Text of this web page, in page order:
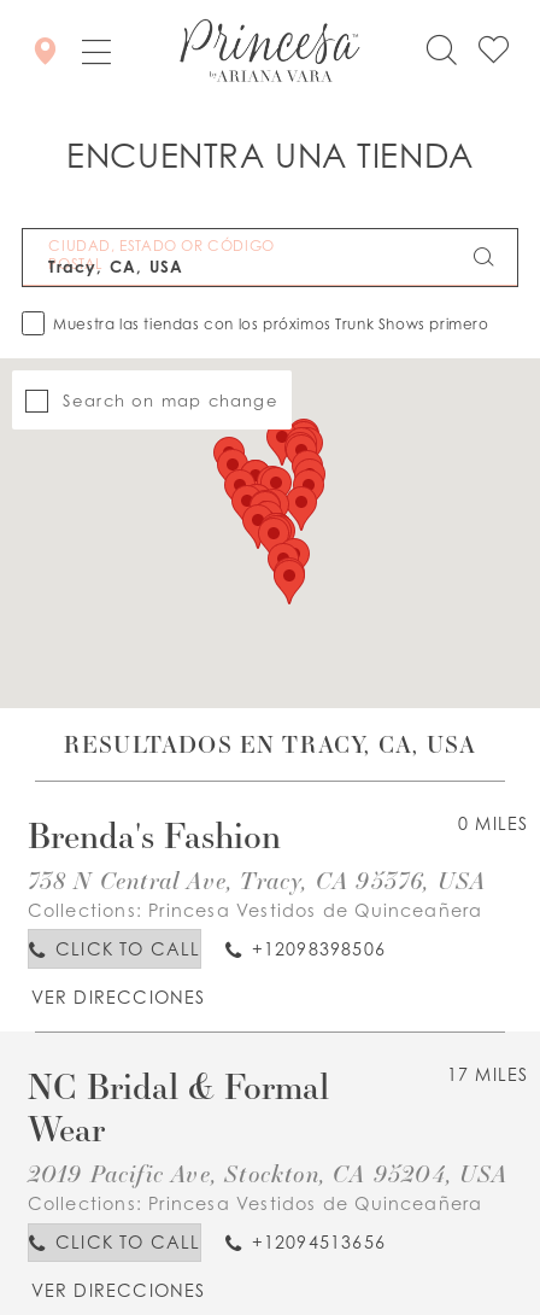
ENCUENTRA UNA TIENDA
CIUDAD, ESTADO OR CÓDIGO
POSTAL
Muestra las tiendas con los próximos Trunk Shows primero
Search on map change
RESULTADOS EN TRACY, CA, USA
0 MILES
Brenda's Fashion
738 N Central Ave, Tracy, CA 95376, USA
Collections: Princesa Vestidos de Quinceañera
CLICK TO CALL
+12098398506
VER DIRECCIONES
17 MILES
NC Bridal & Formal
Wear
2019 Pacific Ave, Stockton, CA 95204, USA
Collections: Princesa Vestidos de Quinceañera
CLICK TO CALL
+12094513656
VER DIRECCIONES